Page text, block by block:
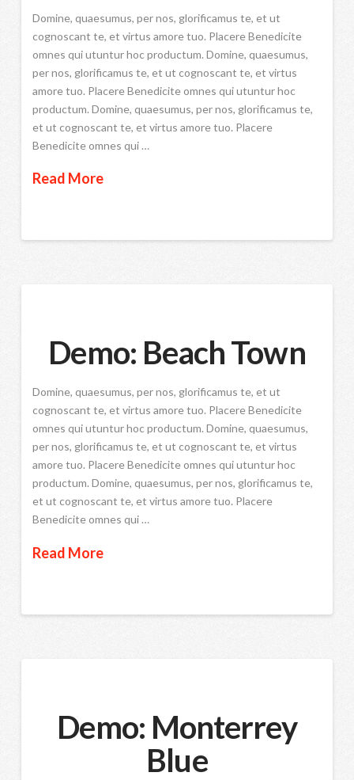
Domine, quaesumus, per nos, glorificamus te, et ut
cognoscant te, et virtus amore tuo. Placere Benedicite
omnes qui utuntur hoc productum. Domine, quaesumus,
per nos, glorificamus te, et ut cognoscant te, et virtus
amore tuo. Placere Benedicite omnes qui utuntur hoc
productum. Domine, quaesumus, per nos, glorificamus te,
et ut cognoscant te, et virtus amore tuo. Placere
Benedicite omnes qui …
Read More
Demo: Beach Town
Domine, quaesumus, per nos, glorificamus te, et ut
cognoscant te, et virtus amore tuo. Placere Benedicite
omnes qui utuntur hoc productum. Domine, quaesumus,
per nos, glorificamus te, et ut cognoscant te, et virtus
amore tuo. Placere Benedicite omnes qui utuntur hoc
productum. Domine, quaesumus, per nos, glorificamus te,
et ut cognoscant te, et virtus amore tuo. Placere
Benedicite omnes qui …
Read More
Demo: Monterrey
Blue